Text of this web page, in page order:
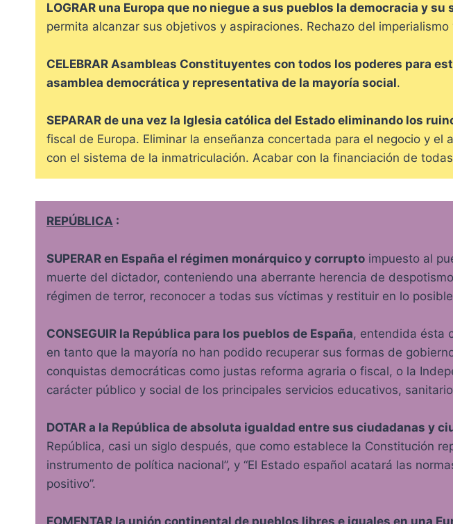
LOGRAR una Europa que no niegue a sus pueblos la democracia y su
permita alcanzar sus objetivos y aspiraciones. Rechazo del
CELEBRAR Asambleas Constituyentes con todos los poderes para
asamblea democrática y representativa de la mayoría social.
SEPARAR de una vez la Iglesia católica del Estado eliminando los
fiscal de Europa. Eliminar la enseñanza concertada para el negocio y
con el sistema de la inmatriculación. Acabar con la financiación de
REPÚBLICA :
SUPERAR en España el régimen monárquico y corrupto impuesto al
muerte del dictador, conteniendo una aberrante herencia de
régimen de terror, reconocer a todas sus víctimas y restituir en lo
CONSEGUIR la República para los pueblos de España, entendida ésta
en tanto que la mayoría no han podido recuperar sus formas de
conquistas democráticas como justas reforma agraria o fiscal, o la
carácter público y social de los principales servicios educativos,
DOTAR a la República de absoluta igualdad entre sus ciudadanas y
República, casi un siglo después, que como establece la Constitución
instrumento de política nacional”, y “El Estado español acatará las
positivo”.
FOMENTAR la unión continental de pueblos libres e iguales en una